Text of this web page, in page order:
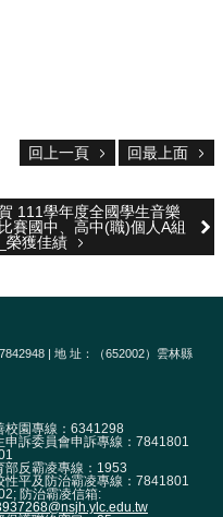
回上一頁 回最上面
111學年度全國學生音樂
比賽國中、高中(職)個人A組
_榮獲佳績
| 地 址：（652002）雲林縣
校園專線：6341298
申訴委員會申訴專線：7841801
部反霸凌專線：1953
性平及防治霸凌專線：7841801
防治霸凌信箱: